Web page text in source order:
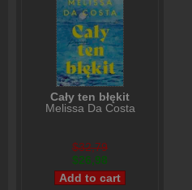
Cały ten błękit
Melissa Da Costa
$32,79
$26,98